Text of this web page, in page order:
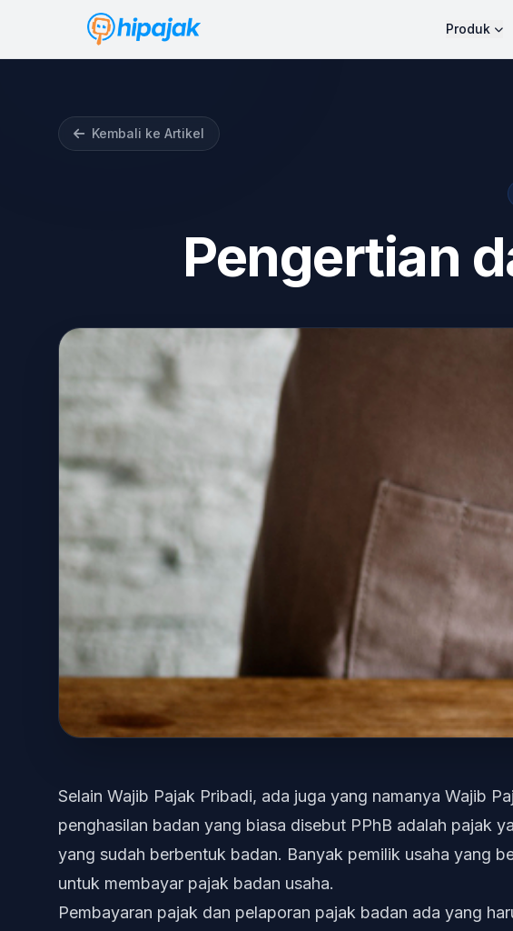
Produk
Kembali ke Artikel
Pengertian
Selain Wajib Pajak Pribadi, ada juga yang namanya Wajib
penghasilan badan yang biasa disebut PPhB adalah pajak
yang sudah berbentuk badan. Banyak pemilik usaha yang
untuk membayar pajak badan usaha.
Pembayaran pajak dan pelaporan pajak badan ada yang